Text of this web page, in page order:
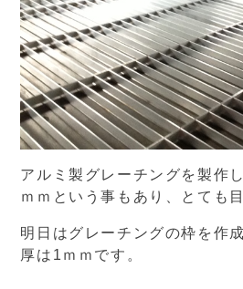
アルミ製グレーチングを製作
ｍｍという事もあり、とても
明日はグレーチングの枠を作
厚は1ｍｍです。